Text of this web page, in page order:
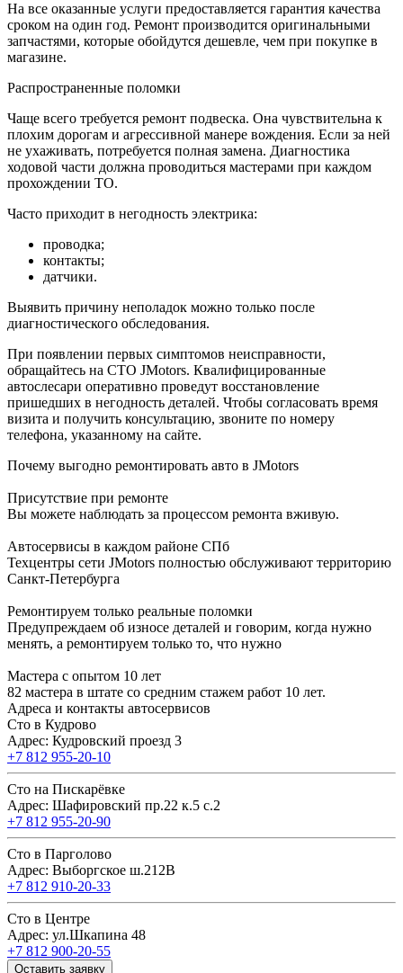
На все оказанные услуги предоставляется гарантия качества
сроком на один год. Ремонт производится оригинальными
запчастями, которые обойдутся дешевле, чем при покупке в
магазине.
Распространенные поломки
Чаще всего требуется ремонт подвеска. Она чувствительна к
плохим дорогам и агрессивной манере вождения. Если за ней
не ухаживать, потребуется полная замена. Диагностика
ходовой части должна проводиться мастерами при каждом
прохождении ТО.
Часто приходит в негодность электрика:
проводка;
контакты;
датчики.
Выявить причину неполадок можно только после
диагностического обследования.
При появлении первых симптомов неисправности,
обращайтесь на СТО JMotors. Квалифицированные
автослесари оперативно проведут восстановление
пришедших в негодность деталей. Чтобы согласовать время
визита и получить консультацию, звоните по номеру
телефона, указанному на сайте.
Почему выгодно ремонтировать авто в JMotors
Присутствие при ремонте
Вы можете наблюдать за процессом ремонта вживую.
Автосервисы в каждом районе СПб
Техцентры сети JMotors полностью обслуживают территорию
Санкт-Петербурга
Ремонтируем только реальные поломки
Предупреждаем об износе деталей и говорим, когда нужно
менять, а ремонтируем только то, что нужно
Мастера с опытом 10 лет
82 мастера в штате со средним стажем работ 10 лет.
Адреса и контакты автосервисов
Сто в Кудрово
Адрес: Кудровский проезд 3
+7 812 955-20-10
Сто на Пискарёвке
Адрес: Шафировский пр.22 к.5 с.2
+7 812 955-20-90
Сто в Парголово
Адрес: Выборгское ш.212В
+7 812 910-20-33
Сто в Центре
Адрес: ул.Шкапина 48
+7 812 900-20-55
Оставить заявку